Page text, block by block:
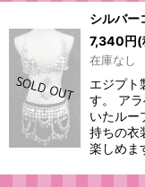
シルバー
7,340円(
在庫なし
エジプト
す。 ア
いたルー
持ちの衣
楽しめま